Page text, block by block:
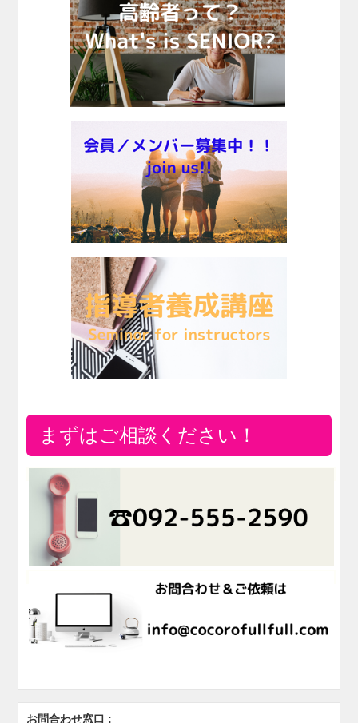
まずはご相談ください！
お問合わせ窓口 :